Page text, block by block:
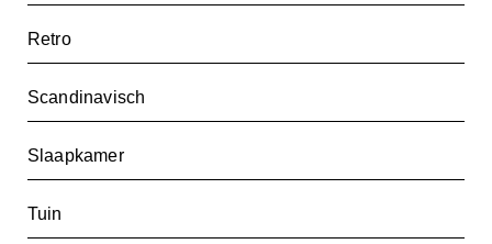
Retro
Scandinavisch
Slaapkamer
Tuin